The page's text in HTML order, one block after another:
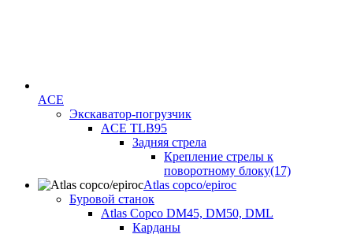
ACE
Экскаватор-погрузчик
ACE TLB95
Задняя стрела
Крепление стрелы к
поворотному блоку(17)
Atlas copco/epiroc
Буровой станок
Atlas Copco DM45, DM50, DML
Карданы